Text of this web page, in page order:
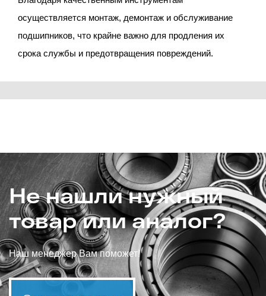
осуществляется монтаж, демонтаж и обслуживание
подшипников, что крайне важно для продления их
срока службы и предотвращения повреждений.
Не нашли нужный
товар или аналог?
Наш менеджер Вам поможет!